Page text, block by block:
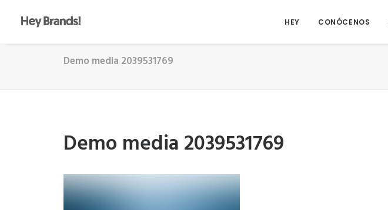
HEY CONÓCENOS
Demo media 2039531769
Demo media 2039531769